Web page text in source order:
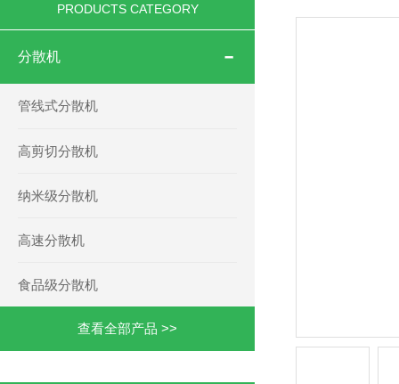
PRODUCTS CATEGORY
分散机
管线式分散机
高剪切分散机
纳米级分散机
高速分散机
食品级分散机
查看全部产品 >>